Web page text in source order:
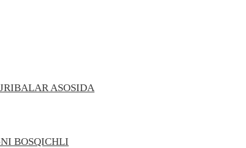
ASOSIDA
BOSQICHLI